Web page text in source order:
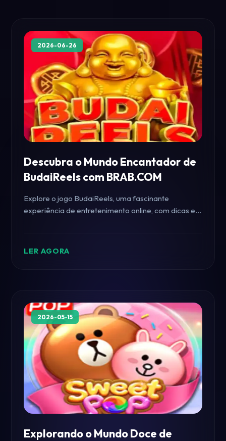
2026-06-26
Descubra o Mundo Encantador de
BudaiReels com BRAB.COM
Explore o jogo BudaiReels, uma fascinante
experiência de entretenimento online, com dicas e
LER AGORA
2026-05-15
Explorando o Mundo Doce de